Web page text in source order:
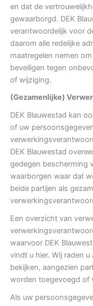
en dat de
gewaarborgd. DEK
verantwoordelijk voor
daarom alle redelijke
maatregelen nemen
beveiligen tegen
of wijziging.
(Gezamenlijke)
DEK Blauwestad kan
of uw
DEK Blauwestad
gedegen bescherming
waarborgen waar dat
beide partijen als
Een overzicht van
waarvoor DEK
vindt u hier. Wij raden
bekijken, aangezien
worden toegevoegd of
Als uw